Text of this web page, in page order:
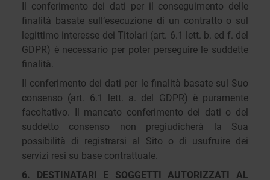
Il conferimento dei dati per il conseguimento delle
finalità basate sull’esecuzione di un contratto o sul
legittimo interesse dei Titolari (art. 6.1 lett. b. ed f. del
GDPR) è necessario per poter perseguire le suddette
finalità.
Il conferimento dei dati per le finalità basate sul Suo
consenso (art. 6.1 lett. a. del GDPR) è puramente
facoltativo. Il mancato conferimento dei dati o del
suddetto consenso non pregiudicherà la Sua
possibilità di registrarsi al Sito o di usufruire dei
servizi resi su base contrattuale.
6. DESTINATARI E SOGGETTI AUTORIZZATI AL